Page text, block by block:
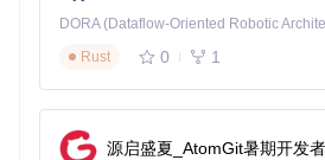
加载大于8MB的自定义地图测试
检查游戏画面比例是否正确显示
高级参数配置
Rust
0 1
源启盛夏_AtomGit暑期开发